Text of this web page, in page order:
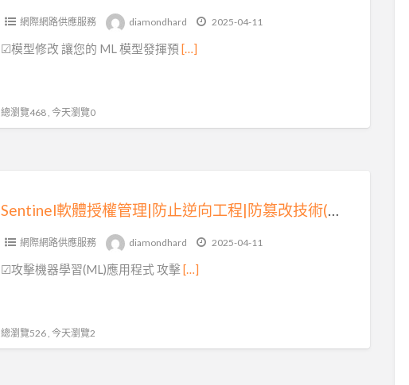
網際網路供應服務 diamondhard 2025-04-11
☑模型修改 讓您的 ML 模型發揮預 […]
總瀏覽468 , 今天瀏覽0
網際網路供應服務 diamondhard 2025-04-11
☑攻擊機器學習(ML)應用程式 攻擊 […]
總瀏覽526 , 今天瀏覽2